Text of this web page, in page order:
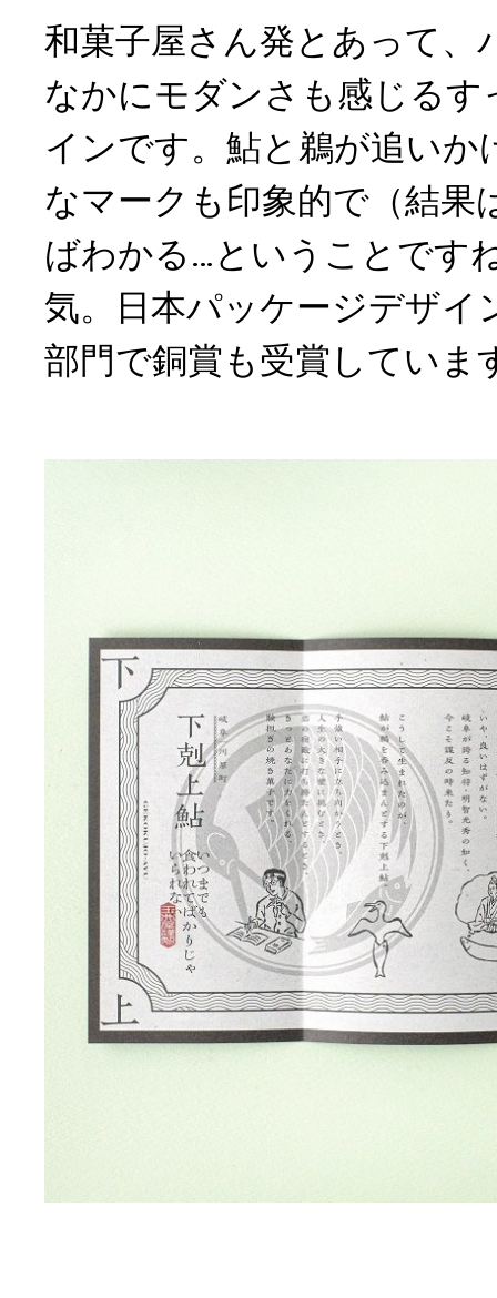
和菓子屋さん発とあって、
なかにモダンさも感じる
インです。鮎と鵜が追いか
なマークも印象的で（結果
ばわかる…ということです
気。日本パッケージデザイ
部門で銅賞も受賞していま